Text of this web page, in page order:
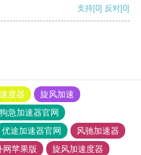
支持[0] 反对[0]
度器
旋风加速
狗急加速器官网
优途加速器官网
风驰加速器
网苹果版
旋风加速度器